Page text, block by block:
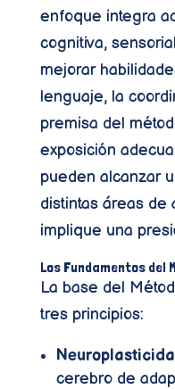
enfoque integra
cognitiva,
mejorar
lenguaje, la
premisa del
exposición
pueden alcanzar
distintas áreas de
implique una
Los Fundamentos del
La base del
tres principios:
cerebro de